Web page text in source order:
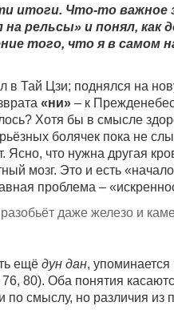
итоги. Что-то важное
рельсы» и понял,
того, что я в самом
в Тай Цзи; поднялся на
«ни» – к
Хотя бы в смысле
болячек пока не
Ясно, что нужна другая
мозг. Это и есть
проблема –
даже железо и
ещё дун дан,
80). Оба понятия
по смыслу, но различия из